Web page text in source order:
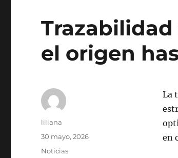
el origen
La
en
Autor
liliana
Publicado
30 mayo, 2026
Categorías
Noticias